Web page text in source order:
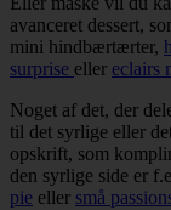
avanceret dessert,
mini hindbærtærter,
surprise eller eclairs
Noget af det, der
til det syrlige eller
opskrift, som
den syrlige side er
pie eller små